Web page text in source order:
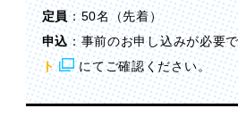
定員：50名（先着）
申込：事前のお申し込みが必要
ト
にてご確認ください。